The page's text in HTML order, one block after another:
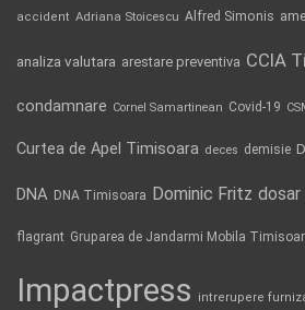
accident Adriana Stoicescu Alfred Simonis
analiza valutara arestare preventiva CCIA
condamnare Cornel Samartinean Covid-19
Curtea de Apel Timisoara deces demisie
DNA DNA Timisoara Dominic Fritz dosar
flagrant Gruparea de Jandarmi Mobila
Impactpress intrerupere